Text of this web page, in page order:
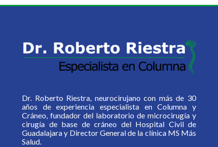
Dr. Roberto Riestra, neurocirujano con más de 30
años de experiencia especialista en Columna y
Cráneo, fundador del laboratorio de microcirugía y
cirugía de base de cráneo del Hospital Civil de
Guadalajara y Director General de la clínica MS Más
Salud.